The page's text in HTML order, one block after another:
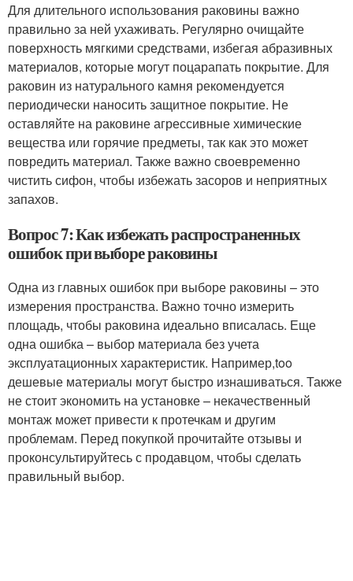
Для длительного использования раковины важно
правильно за ней ухаживать. Регулярно очищайте
поверхность мягкими средствами, избегая абразивных
материалов, которые могут поцарапать покрытие. Для
раковин из натурального камня рекомендуется
периодически наносить защитное покрытие. Не
оставляйте на раковине агрессивные химические
вещества или горячие предметы, так как это может
повредить материал. Также важно своевременно
чистить сифон, чтобы избежать засоров и неприятных
запахов.
Вопрос 7: Как избежать распространенных
ошибок при выборе раковины
Одна из главных ошибок при выборе раковины – это
измерения пространства. Важно точно измерить
площадь, чтобы раковина идеально вписалась. Еще
одна ошибка – выбор материала без учета
эксплуатационных характеристик. Например,too
дешевые материалы могут быстро изнашиваться. Также
не стоит экономить на установке – некачественный
монтаж может привести к протечкам и другим
проблемам. Перед покупкой прочитайте отзывы и
проконсультируйтесь с продавцом, чтобы сделать
правильный выбор.